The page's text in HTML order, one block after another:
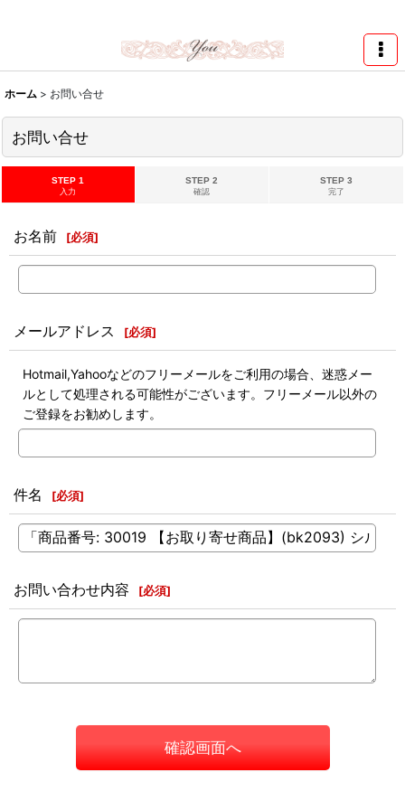
ホーム > お問い合せ
お問い合せ
STEP 1
入力
STEP 2
確認
STEP 3
完了
お名前 [必須]
メールアドレス [必須]
Hotmail,Yahooなどのフリーメールをご利用の場合、迷惑メー
ルとして処理される可能性がございます。フリーメール以外の
ご登録をお勧めします。
件名 [必須]
お問い合わせ内容 [必須]
確認画面へ